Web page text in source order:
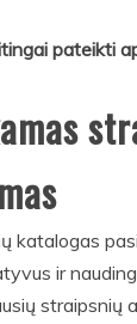
pateikti
katalogas
ir
straipsnių